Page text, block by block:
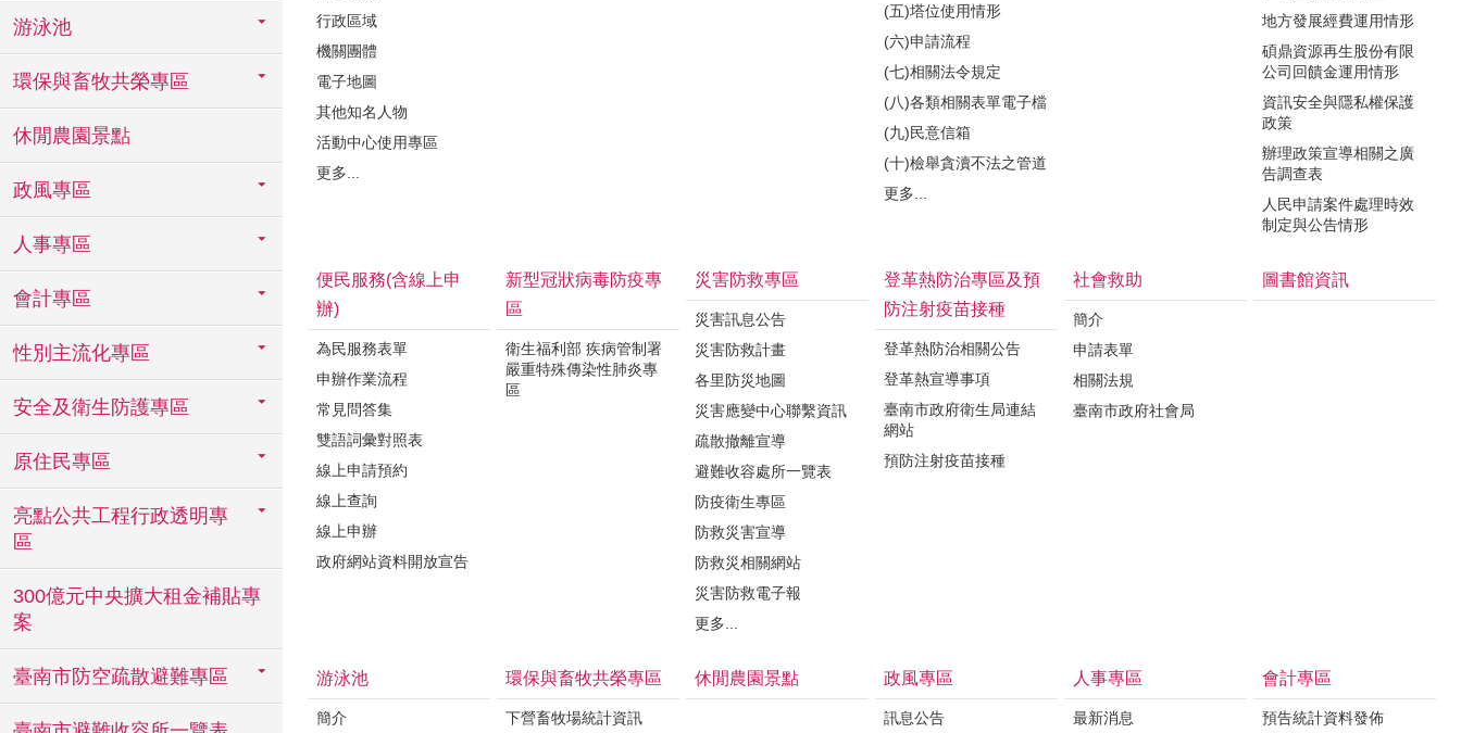
游泳池
環保與畜牧共榮專區
休閒農園景點
政風專區
人事專區
會計專區
性別主流化專區
安全及衛生防護專區
原住民專區
亮點公共工程行政透明專
區
300億元中央擴大租金補貼專
案
臺南市防空疏散避難專區
行政區域
機關團體
電子地圖
其他知名人物
活動中心使用專區
更多...
(五)塔位使用情形
(六)申請流程
(七)相關法令規定
(八)各類相關表單電子檔
(九)民意信箱
(十)檢舉貪瀆不法之管道
更多...
地方發展經費運用情形
碩鼎資源再生股份有限
公司回饋金運用情形
資訊安全與隱私權保護
政策
辦理政策宣導相關之廣
告調查表
人民申請案件處理時效
制定與公告情形
便民服務(含線上申
辦)
為民服務表單
申辦作業流程
常見問答集
雙語詞彙對照表
線上申請預約
線上查詢
線上申辦
政府網站資料開放宣告
新型冠狀病毒防疫專
區
衛生福利部 疾病管制署
嚴重特殊傳染性肺炎專
區
災害防救專區
災害訊息公告
災害防救計畫
各里防災地圖
災害應變中心聯繫資訊
疏散撤離宣導
避難收容處所一覽表
防疫衛生專區
防救災害宣導
防救災相關網站
災害防救電子報
更多...
登革熱防治專區及預
防注射疫苗接種
登革熱防治相關公告
登革熱宣導事項
臺南市政府衛生局連結
網站
預防注射疫苗接種
社會救助
簡介
申請表單
相關法規
臺南市政府社會局
圖書館資訊
游泳池
簡介
環保與畜牧共榮專區
下營畜牧場統計資訊
休閒農園景點 政風專區
訊息公告
人事專區
最新消息
會計專區
預告統計資料發佈